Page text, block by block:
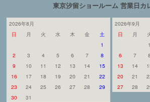
東京汐留ショールーム 営業日カ
2026年8月
日
月 火 水 木 金
土
1
2
3 4 5 6 7
8
9
10 11 12 13 14
15
16
17 18 19 20 21
22
23
24 25 26 27 28
29
30
31
2026年9月
日
月
1
6
7 8
13
14
20
21
27
28